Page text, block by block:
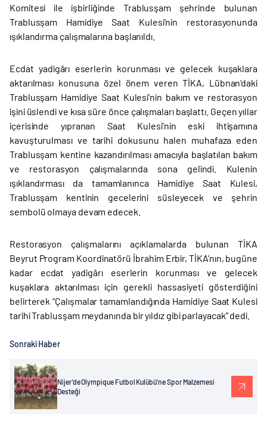
Komitesi ile işbirliğinde Trablusşam şehrinde bulunan
Trablusşam Hamidiye Saat Kulesi’nin restorasyonunda
ışıklandırma çalışmalarına başlanıldı.
Ecdat yadigârı eserlerin korunması ve gelecek kuşaklara
aktarılması konusuna özel önem veren TİKA, Lübnan’daki
Trablusşam Hamidiye Saat Kulesi’nin bakım ve restorasyon
işini üslendi ve kısa süre önce çalışmaları başlattı. Geçen yıllar
içerisinde yıpranan Saat Kulesi’nin eski ihtişamına
kavuşturulması ve tarihi dokusunu halen muhafaza eden
Trablusşam kentine kazandırılması amacıyla başlatılan bakım
ve restorasyon çalışmalarında sona gelindi. Kulenin
ışıklandırması da tamamlanınca Hamidiye Saat Kulesi,
Trablusşam kentinin gecelerini süsleyecek ve şehrin
sembolü olmaya devam edecek.
Restorasyon çalışmalarını açıklamalarda bulunan TİKA
Beyrut Program Koordinatörü İbrahim Erbir, TİKA’nın, bugüne
kadar ecdat yadigârı eserlerin korunması ve gelecek
kuşaklara aktarılması için gerekli hassasiyeti gösterdiğini
belirterek “Çalışmalar tamamlandığında Hamidiye Saat Kulesi
tarihi Trablusşam meydanında bir yıldız gibi parlayacak” dedi.
Sonraki Haber
Nijer’de Olympique Futbol Kulübü’ne Spor Malzemesi
Desteği